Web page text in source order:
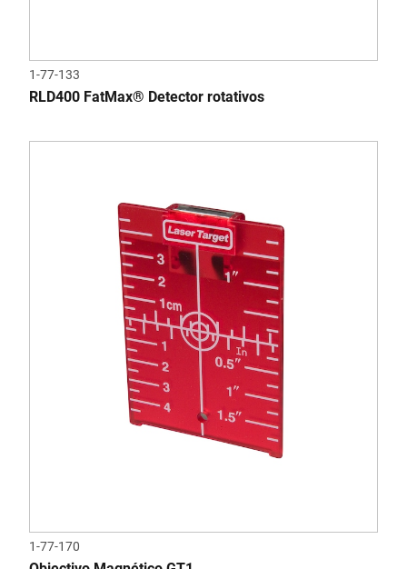
1-77-133
RLD400 FatMax® Detector rotativos
1-77-170